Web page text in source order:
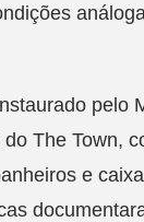
pelo
The Town,
e